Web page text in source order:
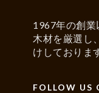
1967年の創業
木材を厳選し
けしておりま
FOLLOW US